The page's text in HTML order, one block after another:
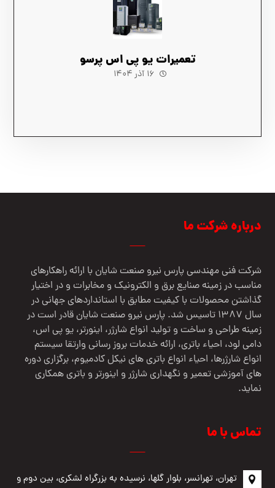
تعمیرات یو پی اس پرسو
۱۶ آذر ۱۴۰۴
درباره شرکت ما
شرکت فنی مهندسي پارس نيرو صنعت شایان با ارائه راهکارهای
مناسب در زمینه صنایع برق و الکترونیک و مخابرات و در اختیار
گذاشتن محصولات با کیفیت مطابق با استانداردهای جهانی در
سال 1387 تاسیس شد. پارس نیرو صنعت شایان قادر است در
زمینه طراحی و ساخت و تولید انواع شارژر، اینورتر، یو پی اس،
دامی لود، احیاء باتری، ارائه خدمات بروز رسانی وارتقا سیستم
انواع شارژرها، احیاء انواع باتری های نیکل کادمیوم، برگزاری دوره
های آموزشی تعمیر و نگهداری شارژر و اینورتر و باتری همکاری
نماید.
تماس با ما
تهران، تهرانسر، بلوار گلها، نرسیده به بزرگراه لشکری، بین دوم و